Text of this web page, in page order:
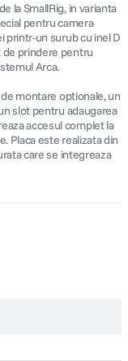
la SmallRig, in varianta
pentru camera
printr-un surub cu inel D
prindere pentru
Arca.
montare optionale, un
slot pentru adaugarea
accesul complet la
Placa este realizata din
care se integreaza